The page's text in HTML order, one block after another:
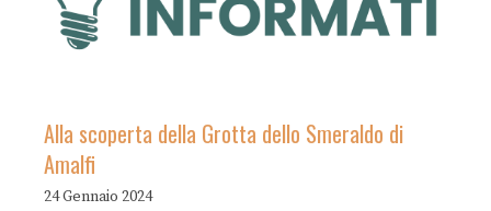
Alla scoperta della Grotta dello Smeraldo di
Amalfi
24 Gennaio 2024